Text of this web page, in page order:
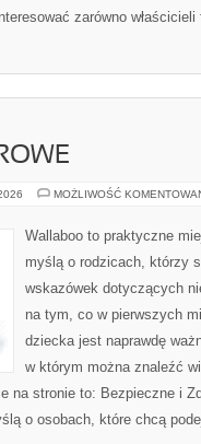
zarówno
MOŻLIWOŚĆ
Wallaboo to praktyczne
myślą o rodzicach, którzy
wskazówek dotyczących
na tym, co w pierwszych
dziecka jest naprawdę
w którym można znaleźć
na stronie to: Bezpieczne i
o osobach, które chcą